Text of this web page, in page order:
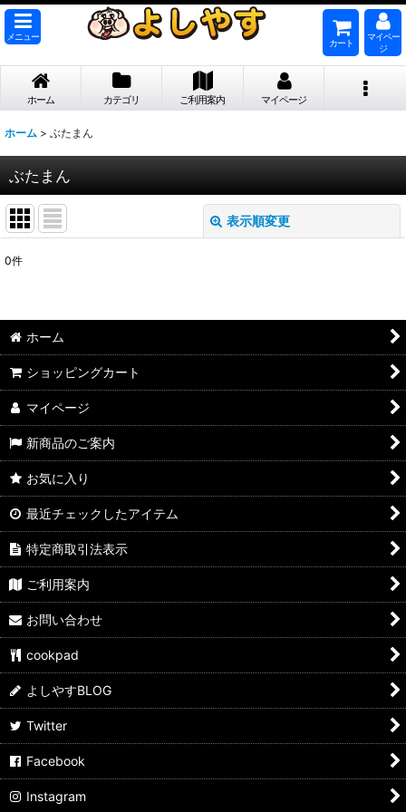
メニュー
カート
マイペー
ジ
ホーム カテゴリ ご利用案内 マイページ
ホーム > ぶたまん
ぶたまん
表示順変更
並び順:
0件
ホーム
ショッピングカート
マイページ
新商品のご案内
お気に入り
最近チェックしたアイテム
特定商取引法表示
ご利用案内
お問い合わせ
cookpad
よしやすBLOG
Twitter
Facebook
Instagram